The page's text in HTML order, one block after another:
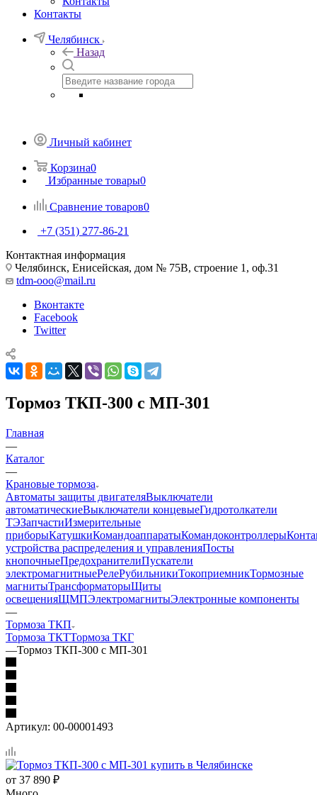
Контакты
Челябинск
Назад
Личный кабинет
Корзина0
Избранные товары0
Сравнение товаров0
+7 (351) 277-86-21
Контактная информация
Челябинск, Енисейская, дом № 75В, строение 1, оф.31
tdm-ooo@mail.ru
Вконтакте
Facebook
Twitter
Тормоз ТКП-300 с МП-301
Главная
—
Каталог
—
Крановые тормоза
Автоматы защиты двигателяВыключатели
автоматическиеВыключатели концевыеГидротолкатели
ТЭЗапчастиИзмерительные
приборыКатушкиКомандоаппаратыКомандоконтроллеры
устройства распределения и управленияПосты
кнопочныеПредохранителиПускатели
электромагнитныеРелеРубильникиТокоприемникТормозные
магнитыТрансформаторыЩиты
освещенияЩМПЭлектромагнитыЭлектронные компоненты
—
Тормоза ТКП
Тормоза ТКТТормоза ТКГ
—Тормоз ТКП-300 с МП-301
Артикул: 00-00001493
от 37 890 ₽